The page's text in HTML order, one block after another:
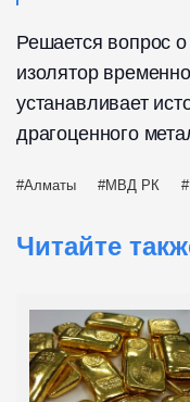
Решается вопрос
изолятор
устанавливает
драгоценного
Алматы МВД РК
Читайте